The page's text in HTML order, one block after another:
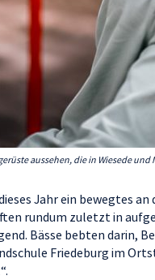
aussehen, die in Wiesede
Jahr ein bewegtes
rundum zuletzt in
Bässe bebten darin,
Friedeburg im